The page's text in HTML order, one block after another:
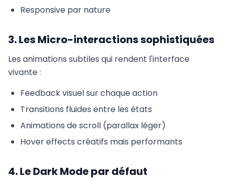
Responsive par nature
3. Les Micro-interactions sophistiquées
Les animations subtiles qui rendent l'interface
vivante :
Feedback visuel sur chaque action
Transitions fluides entre les états
Animations de scroll (parallax léger)
Hover effects créatifs mais performants
4. Le Dark Mode par défaut